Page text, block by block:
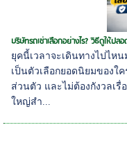
บริษัทรถเช่าเลือกอย่างไร? วิธีดูให้ปล
ยุคนี้เวลาจะเดินทางไปไห
เป็นตัวเลือกยอดนิยมของใ
ส่วนตัว และไม่ต้องกังวลเรื่
ใหญ่สำ...